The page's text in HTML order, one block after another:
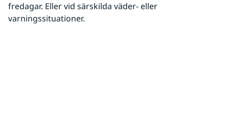
fredagar. Eller vid särskilda väder- eller
varningssituationer.